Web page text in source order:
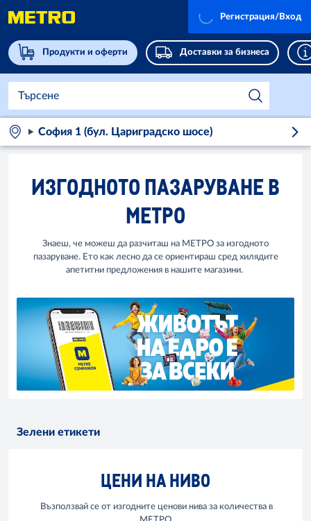
Продукти и оферти Доставки за бизнеса
Регистрация/Вход
София 1 (бул. Цариградско шосе)
ИЗГОДНОТО ПАЗАРУВАНЕ В
МЕТРО
Знаеш, че можеш да разчиташ на МЕТРО за изгодното
пазаруване. Ето как лесно да се ориентираш сред хилядите
апетитни предложения в нашите магазини.
Зелени етикети
ЦЕНИ НА НИВО
Възползвай се от изгодните ценови нива за количества в